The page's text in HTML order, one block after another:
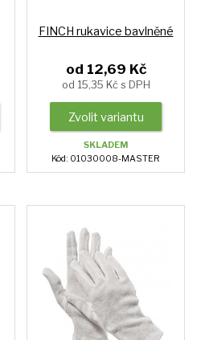
FINCH rukavice bavlněné
od 12,69 Kč
od 15,35 Kč s DPH
Zvolit variantu
SKLADEM
Kód: 01030008-MASTER